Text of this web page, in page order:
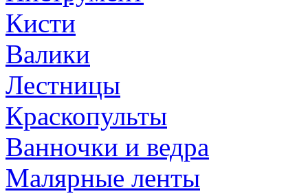
Кисти
Валики
Лестницы
Краскопульты
Ванночки и ведра
Малярные ленты